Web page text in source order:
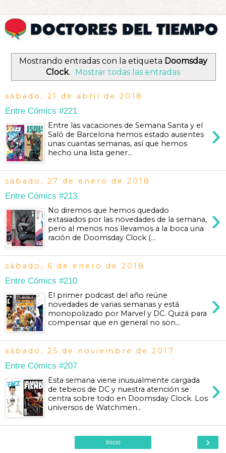
Mostrando entradas con la etiqueta Doomsday
Clock. Mostrar todas las entradas
sábado, 21 de abril de 2018
Entre Cómics #221
›
Entre las vacaciones de Semana Santa y el
Saló de Barcelona hemos estado ausentes
unas cuantas semanas, así que hemos
hecho una lista gener...
sábado, 27 de enero de 2018
Entre Cómics #213
›
No diremos que hemos quedado
extasiados por las novedades de la semana,
pero al menos nos llevamos a la boca una
ración de Doomsday Clock (...
sábado, 6 de enero de 2018
Entre Cómics #210
›
El primer podcast del año reúne
novedades de varias semanas y está
monopolizado por Marvel y DC. Quizá para
compensar que en general no son...
sábado, 25 de noviembre de 2017
Entre Cómics #207
›
Esta semana viene inusualmente cargada
de tebeos de DC y nuestra atención se
centra sobre todo en Doomsday Clock. Los
universos de Watchmen...
›
Inicio